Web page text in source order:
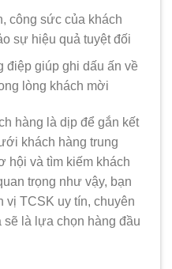
công sức của khách
sự hiệu quả tuyệt đối
điệp giúp ghi dấu ấn về
lòng khách mời
hàng là dịp để gắn kết
khách hàng trung
hội và tìm kiếm khách
trọng như vậy, bạn
vị TCSK uy tín, chuyên
sẽ là lựa chọn hàng đầu